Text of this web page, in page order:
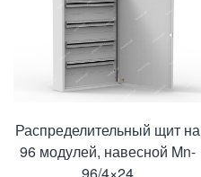
Распределительный щит на
96 модулей, навесной Mn-